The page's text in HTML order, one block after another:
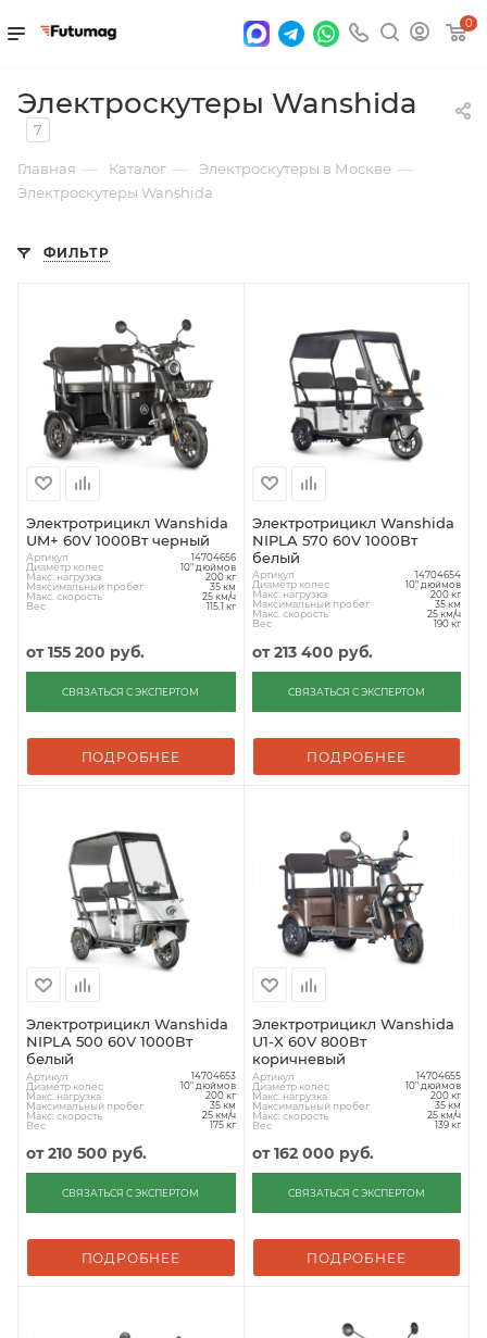
0
Электроскутеры Wanshida
7
Главная — Каталог — Электроскутеры в Москве —
Электроскутеры Wanshida
ФИЛЬТР
Электротрицикл Wanshida
UM+ 60V 1000Вт черный
Артикул 14704656
Диаметр колес 10" дюймов
Макс. нагрузка 200 кг
Максимальный пробег 35 км
Макс. скорость 25 км/ч
Вес 115.1 кг
от155 200 руб.
СВЯЗАТЬСЯ С ЭКСПЕРТОМ
ПОДРОБНЕЕ
Электротрицикл Wanshida
NIPLA 570 60V 1000Вт
белый
Артикул 14704654
Диаметр колес 10" дюймов
Макс. нагрузка 200 кг
Максимальный пробег 35 км
Макс. скорость 25 км/ч
Вес 190 кг
от213 400 руб.
СВЯЗАТЬСЯ С ЭКСПЕРТОМ
ПОДРОБНЕЕ
Электротрицикл Wanshida
NIPLA 500 60V 1000Вт
белый
Артикул 14704653
Диаметр колес 10" дюймов
Макс. нагрузка 200 кг
Максимальный пробег 35 км
Макс. скорость 25 км/ч
Вес 175 кг
от210 500 руб.
СВЯЗАТЬСЯ С ЭКСПЕРТОМ
ПОДРОБНЕЕ
Электротрицикл Wanshida
U1-X 60V 800Вт
коричневый
Артикул 14704655
Диаметр колес 10" дюймов
Макс. нагрузка 200 кг
Максимальный пробег 35 км
Макс. скорость 25 км/ч
Вес 139 кг
от162 000 руб.
СВЯЗАТЬСЯ С ЭКСПЕРТОМ
ПОДРОБНЕЕ